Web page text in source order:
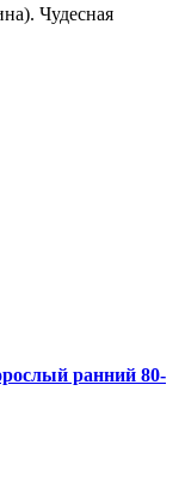
Чудесная
ранний 80-